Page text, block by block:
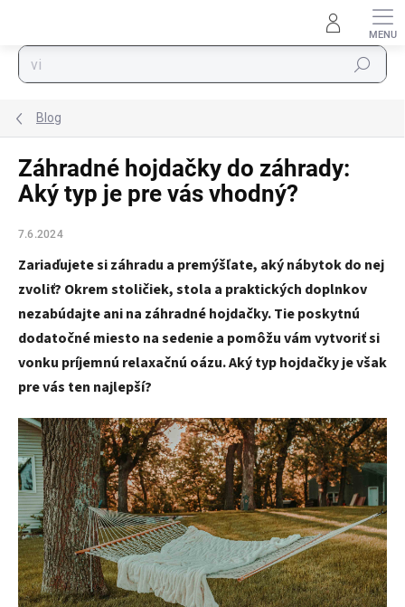
Hľadať
Blog
Záhradné hojdačky do záhrady:
Aký typ je pre vás vhodný?
7.6.2024
Zariaďujete si záhradu a premýšľate, aký nábytok do nej
zvoliť? Okrem stoličiek, stola a praktických doplnkov
nezabúdajte ani na záhradné hojdačky. Tie poskytnú
dodatočné miesto na sedenie a pomôžu vám vytvoriť si
vonku príjemnú relaxačnú oázu. Aký typ hojdačky je však
pre vás ten najlepší?